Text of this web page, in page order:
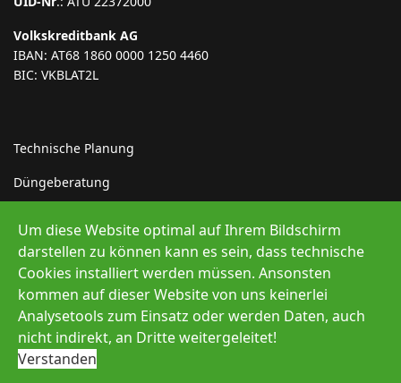
Volkskreditbank AG
IBAN: AT68 1860 0000 1250 4460
BIC: VKBLAT2L
Technische Planung
Düngeberatung
Erneuerbare Energie
© 2026 Müller Abfallprojekte GmbH
Um diese Website optimal auf Ihrem Bildschirm
darstellen zu können kann es sein, dass technische
Cookies installiert werden müssen. Ansonsten
kommen auf dieser Website von uns keinerlei
Analysetools zum Einsatz oder werden Daten, auch
nicht indirekt, an Dritte weitergeleitet!
Verstanden